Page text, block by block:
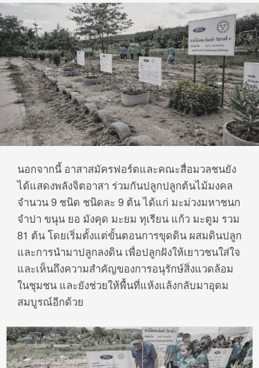
นอกจากนี้ อาสาสมัครฟอร์ดและคณะสื่อมวลชนยัง
ได้แสดงพลังจิตอาสา ร่วมกันปลูกปลูกต้นไม้มงคล
จำนวน 9 ชนิด ชนิดละ 9 ต้น ได้แก่ มะม่วงมหาชนก
จำปา ขนุน ยอ มังคุด มะยม ทุเรียน แก้ว มะตูม รวม
81 ต้น โดยเริ่มตั้งแต่ขั้นตอนการขุดดิน ผสมดินปลูก
และการนำมาปลูกลงดิน เพื่อปลูกฝังให้เยาวชนใส่ใจ
และเห็นถึงความสำคัญของการอนุรักษ์สิ่งแวดล้อม
ในชุมชน และยังช่วยให้พื้นที่แห้งแล้งกลับมาอุดม
สมบูรณ์อีกด้วย